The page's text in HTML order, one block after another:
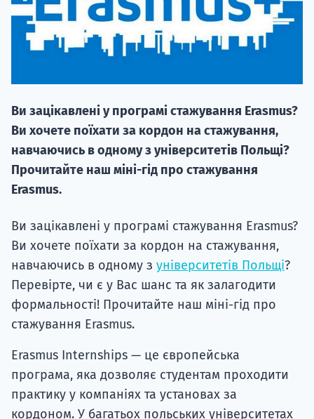
Ви зацікавлені у програмі стажування Erasmus?
Ви хочете поїхати за кордон на стажування,
навчаючись в одному з університетів Польщі?
Прочитайте наш міні-гід про стажування
Erasmus.
Ви зацікавлені у програмі стажування Erasmus?
Ви хочете поїхати за кордон на стажування,
навчаючись в одному з університетів Польщі?
Перевірте, чи є у Вас шанс та як залагодити
формальності! Прочитайте наш міні-гід про
стажування Erasmus.
Erasmus Internships — це європейська
програма, яка дозволяє студентам проходити
практику у компаніях та установах за
кордоном. У багатьох польських університетах
вступ на